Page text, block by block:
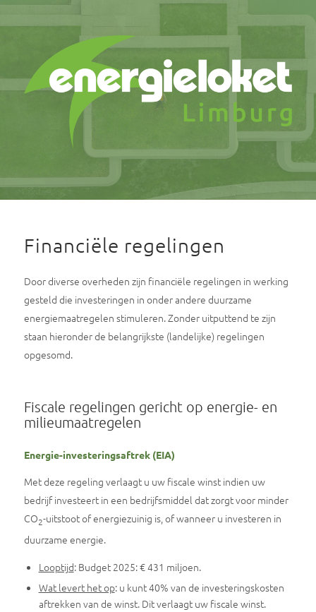
Financiële regelingen
Door diverse overheden zijn financiële regelingen in werking
gesteld die investeringen in onder andere duurzame
energiemaatregelen stimuleren. Zonder uitputtend te zijn
staan hieronder de belangrijkste (landelijke) regelingen
opgesomd.
Fiscale regelingen gericht op energie- en
milieumaatregelen
Energie-investeringsaftrek (EIA)
Met deze regeling verlaagt u uw fiscale winst indien uw
bedrijf investeert in een bedrijfsmiddel dat zorgt voor minder
CO2-uitstoot of energiezuinig is, of wanneer u investeren in
duurzame energie.
Looptijd: Budget 2025: € 431 miljoen.
Wat levert het op: u kunt 40% van de investeringskosten
aftrekken van de winst. Dit verlaagt uw fiscale winst.